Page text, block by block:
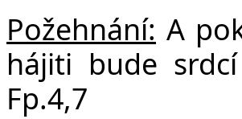
Požehnání: A
hájiti bude
Fp.4,7